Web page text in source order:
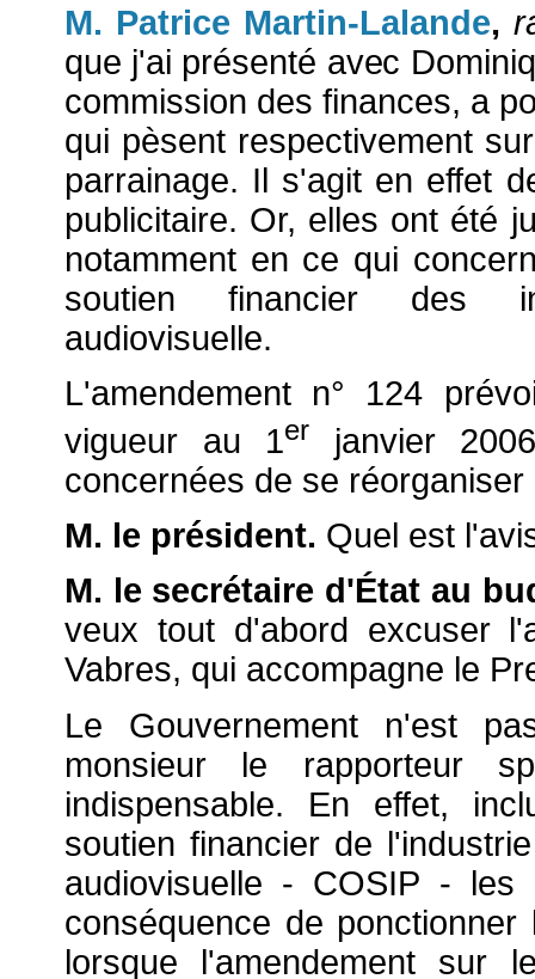
M. Patrice Martin-Lalande,
que j'ai présenté avec
commission des finances, a
qui pèsent respectivement
parrainage. Il s'agit en effet
publicitaire. Or, elles ont été
notamment en ce qui
soutien financier des
audiovisuelle.
L'amendement n° 124
vigueur au 1er janvier
concernées de se
M. le président. Quel est
M. le secrétaire d'État au
veux tout d'abord excuser
Vabres, qui accompagne le
Le Gouvernement n'est
monsieur le rapporteur
indispensable. En effet,
soutien financier de
audiovisuelle - COSIP - les
conséquence de
lorsque l'amendement sur